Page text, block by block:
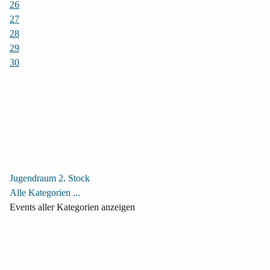
26
27
28
29
30
Jugendraum 2. Stock
Alle Kategorien ...
Events aller Kategorien anzeigen